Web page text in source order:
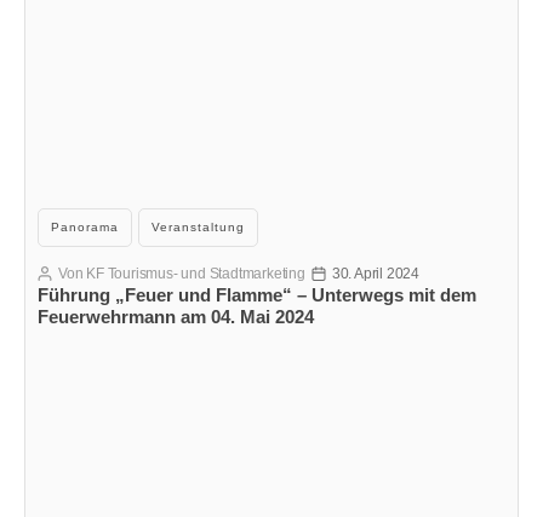
Kategorien
Panorama Veranstaltung
Führung „Feuer und Flamme“ – Unterwegs mit dem
Feuerwehrmann am 04. Mai 2024
Beitragsautor
Von KF Tourismus- und Stadtmarketing Veröffentlichungsdatum
30. April 2024